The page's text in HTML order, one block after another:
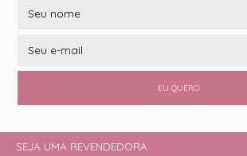
EU QUERO
SEJA UMA REVENDEDORA